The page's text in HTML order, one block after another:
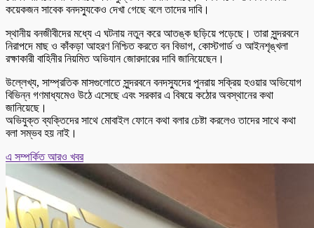
কয়েকজন সাবেক বনদস্যুকেও দেখা গেছে বলে তাদের দাবি।
স্থানীয় বনজীবীদের মধ্যে এ ঘটনায় নতুন করে আতঙ্ক ছড়িয়ে পড়েছে। তারা সুন্দরবনে
নিরাপদে মাছ ও কাঁকড়া আহরণ নিশ্চিত করতে বন বিভাগ, কোস্টগার্ড ও আইনশৃঙ্খলা
রক্ষাকারী বাহিনীর নিয়মিত অভিযান জোরদারের দাবি জানিয়েছেন।
উল্লেখ্য, সাম্প্রতিক মাসগুলোতে সুন্দরবনে বনদস্যুদের পুনরায় সক্রিয় হওয়ার অভিযোগ
বিভিন্ন গণমাধ্যমেও উঠে এসেছে এবং সরকার এ বিষয়ে কঠোর অবস্থানের কথা
জানিয়েছে।
অভিযুক্ত ব্যক্তিদের সাথে মোবাইল ফোনে কথা বলার চেষ্টা করলেও তাদের সাথে কথা
বলা সম্ভব হয় নাই।
এ সম্পর্কিত আরও খবর